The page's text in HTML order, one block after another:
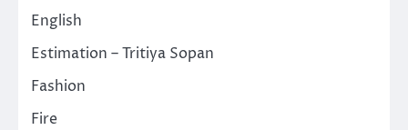
English
Estimation – Tritiya Sopan
Fashion
Fire